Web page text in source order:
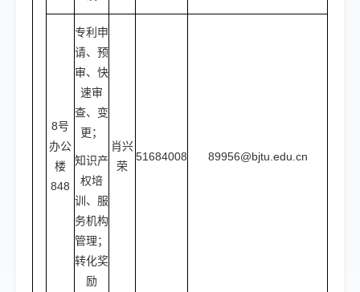
8号
办公
楼
848
专利申
请、预
审、快
速审
查、变
更；
知识产
权培
训、服
务机构
管理；
转化奖
励
肖兴
荣
51684008 89956@bjtu.edu.cn